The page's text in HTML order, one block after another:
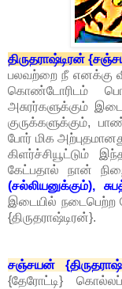
திருதராஷ்டிரன்
பலவற்றை நீ எனக்கு
கொண்டோரிடம்
அசுரர்களுக்கும்
குருக்களுக்கும்,
போர் மிக
கிளர்ச்சியூட்டும்
கேட்பதால் நான்
(சல்லியனுக்கும்),
இடையில்
{திருதராஷ்டிரன்}.
சஞ்சயன்
{தேரோட்டி}